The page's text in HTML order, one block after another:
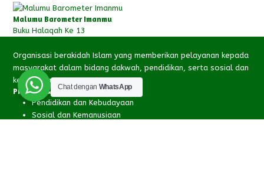
Malumu Barometer Imanmu
Buku Halaqah Ke 13
Organisasi berakidah Islam yang memberikan pelayanan kepada
masyarakat dalam bidang dakwah, pendidikan, serta sosial dan
kemanusiaan.
PRODUK & LAYANAN
Pendidikan dan Kebudayaan
Sosial dan Kemanusiaan
Chat dengan WhatsApp